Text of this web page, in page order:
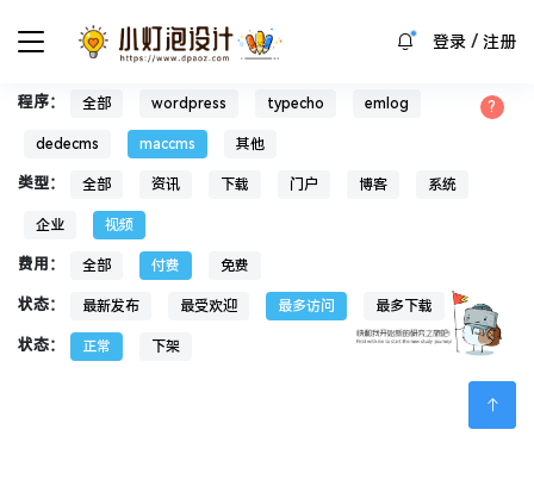
登录/ 注册
程序： 全部 wordpress typecho emlog
dedecms maccms 其他
类型： 全部 资讯 下载 门户 博客 系统
企业 视频
费用： 全部 付费 免费
状态： 最新发布 最受欢迎 最多访问 最多下载
状态： 正常 下架